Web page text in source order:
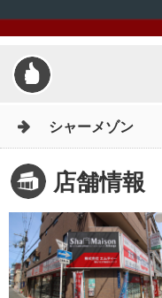
シャーメゾン
店舗情報